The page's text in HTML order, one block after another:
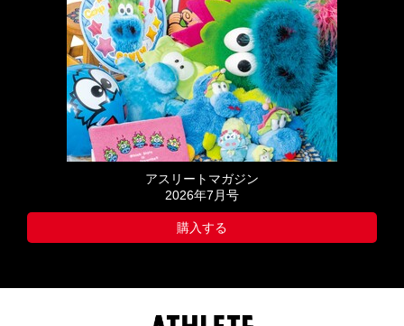
アスリートマガジン
2026年7月号
購入する